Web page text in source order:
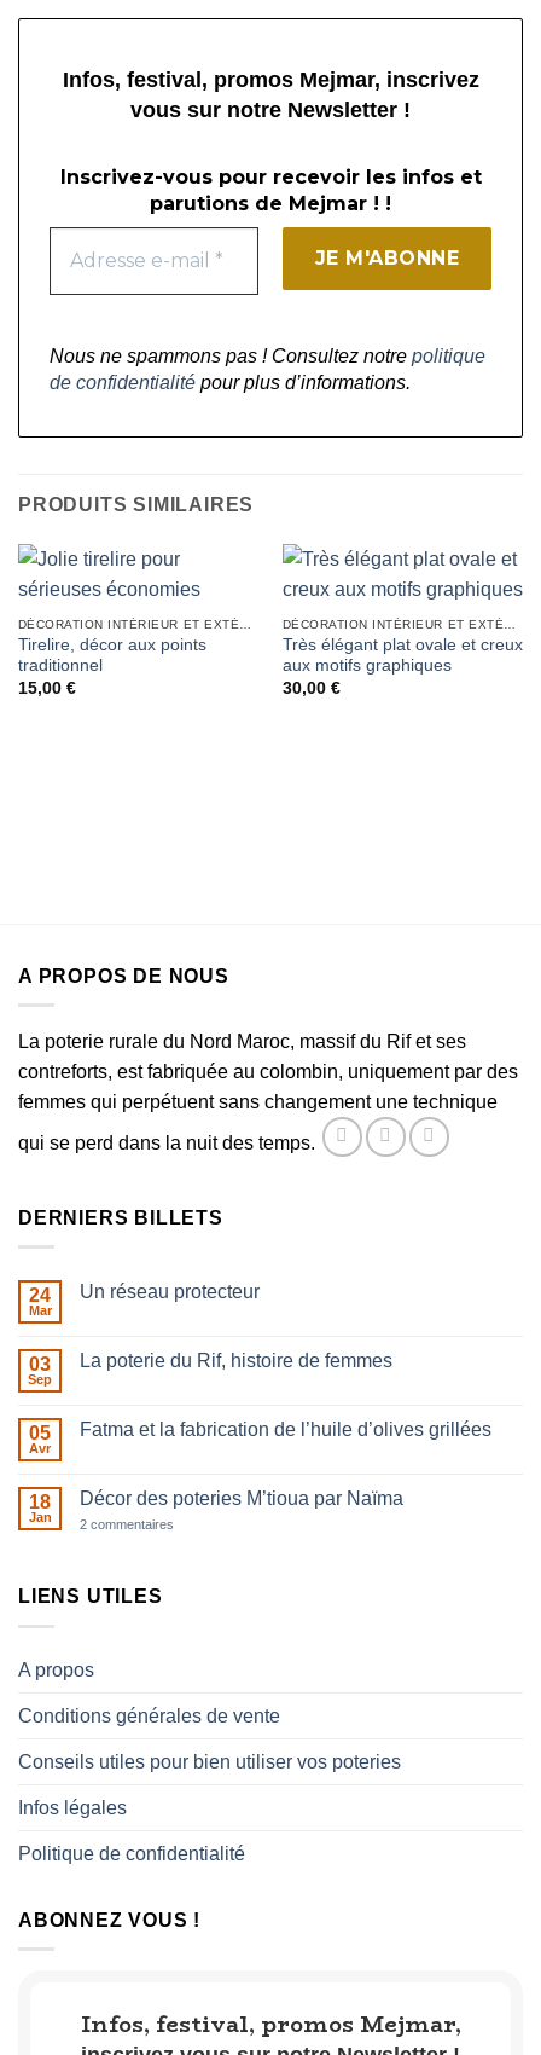
Infos, festival, promos Mejmar, inscrivez
vous sur notre Newsletter !
Inscrivez-vous pour recevoir les infos et
parutions de Mejmar ! !
Nous ne spammons pas ! Consultez notre politique
de confidentialité pour plus d’informations.
PRODUITS SIMILAIRES
Tirelire, décor aux points
traditionnel
15,00 €
Très élégant plat ovale et creux
aux motifs graphiques
30,00 €
A PROPOS DE NOUS
La poterie rurale du Nord Maroc, massif du Rif et ses
contreforts, est fabriquée au colombin, uniquement par des
femmes qui perpétuent sans changement une technique
qui se perd dans la nuit des temps.
DERNIERS BILLETS
24
Mar
Un réseau protecteur
Un
03
Sep
La poterie du Rif, histoire de femmes
La
histoire
de
femmes
05
Avr
Fatma et la fabrication de l’huile d’olives grillées
Fatma
la
d’olives
18
Jan
Décor des poteries M’tioua par Naïma
2 commentaires
LIENS UTILES
A propos
Conditions générales de vente
Conseils utiles pour bien utiliser vos poteries
Infos légales
Politique de confidentialité
ABONNEZ VOUS !
Infos, festival, promos Mejmar,